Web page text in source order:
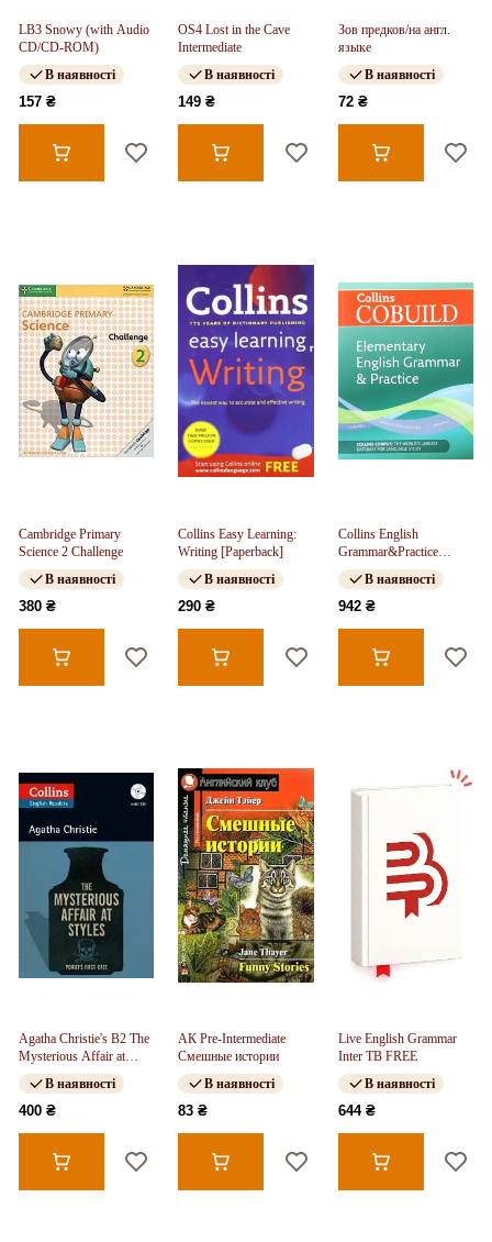
LB3 Snowy (with Audio
CD/CD-ROM)
В наявності
157 ₴
OS4 Lost in the Cave
Intermediate
В наявності
149 ₴
Зов предков/на англ.
языке
В наявності
72 ₴
Cambridge Primary
Science 2 Challenge
В наявності
380 ₴
Collins Easy Learning:
Writing [Paperback]
В наявності
290 ₴
Collins English
Grammar&Practice
Elementary
В наявності
942 ₴
Agatha Christie's B2 The
Mysterious Affair at
Styles with Audio CD
В наявності
400 ₴
АК Pre-Intermediate
Смешные истории
В наявності
83 ₴
Live English Grammar
Inter TB FREE
В наявності
644 ₴